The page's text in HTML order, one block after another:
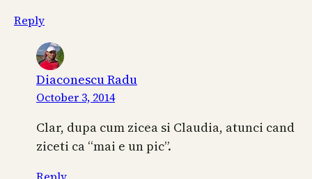
Reply
Diaconescu Radu
October 3, 2014
Clar, dupa cum zicea si Claudia, atunci cand
ziceti ca “mai e un pic”.